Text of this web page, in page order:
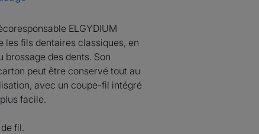
la brosse à
Éco-
ELGYDIUM
les fils dentaires classiques, en
brossage des dents. Son
peut être conservé tout au
avec un coupe-fil intégré
facile.
fil.